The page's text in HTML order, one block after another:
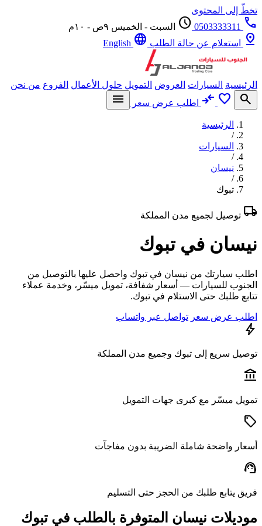
إلى المحتوى
0503333311
scheduleالسبت - الخميس ٩ص - ١٠م
استعلام عن حالة الطلبlanguage
السيارات العروض التمويل حلول الأعمال الفروع من نحن
favorite
compare_arrows اطلب عرض سعر menu
الرئيسية
السيارات
نيسان
تبوك
توصيل لجميع مدن المملكة
في تبوك
سيارتك من نيسان في تبوك واحصل عليها بالتوصيل من
للسيارات — أسعار شفافة، تمويل ميسّر، وخدمة عملاء
طلبك حتى الاستلام في تبوك.
عرض سعر تواصل عبر واتساب
سريع إلى تبوك وجميع مدن المملكة
ميسّر مع كبرى جهات التمويل
واضحة شاملة الضريبة بدون مفاجآت
يتابع طلبك من الحجز حتى التسليم
نيسان المتوفرة بالطلب في تبوك